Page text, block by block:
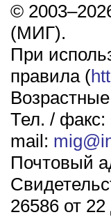
©
(МИГ).
При
правила (
Тел. / факс:
mail:
Почтовый
26586 от 22